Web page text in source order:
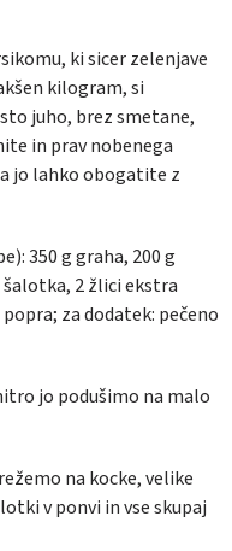
ki sicer zelenjave
kilogram, si
juho, brez smetane,
in prav nobenega
jo lahko obogatite z
350 g graha, 200 g
2 žlici ekstra
; za dodatek: pečeno
jo podušimo na malo
na kocke, velike
v ponvi in vse skupaj